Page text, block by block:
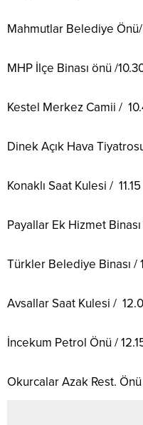
Mahmutlar Belediye Önü/
MHP İlçe Binası önü /
Kestel Merkez Camii /
Dinek Açık Hava
Konaklı Saat Kulesi / 11.15
Payallar Ek Hizmet Binası
Türkler Belediye Binası /
Avsallar Saat Kulesi /
İncekum Petrol Önü /
Okurcalar Azak Rest.